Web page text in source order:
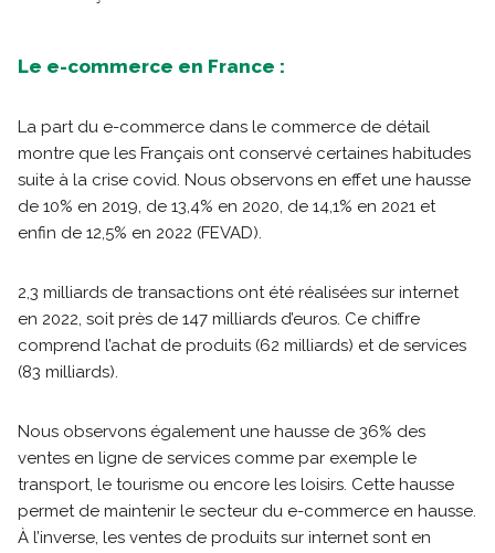
Le e-commerce en France :
La part du e-commerce dans le commerce de détail
montre que les Français ont conservé certaines habitudes
suite à la crise covid. Nous observons en effet une hausse
de 10% en 2019, de 13,4% en 2020, de 14,1% en 2021 et
enfin de 12,5% en 2022 (FEVAD).
2,3 milliards de transactions ont été réalisées sur internet
en 2022, soit près de 147 milliards d’euros. Ce chiffre
comprend l’achat de produits (62 milliards) et de services
(83 milliards).
Nous observons également une hausse de 36% des
ventes en ligne de services comme par exemple le
transport, le tourisme ou encore les loisirs. Cette hausse
permet de maintenir le secteur du e-commerce en hausse.
À l’inverse, les ventes de produits sur internet sont en